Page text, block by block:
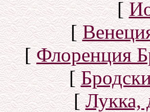
[
[
[Флоренция
[
[Лукка,